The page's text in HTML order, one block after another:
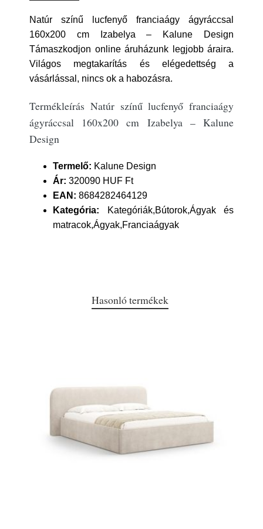
Natúr színű lucfenyő franciaágy ágyráccsal
160x200 cm Izabelya – Kalune Design
Támaszkodjon online áruházunk legjobb áraira.
Világos megtakarítás és elégedettség a
vásárlással, nincs ok a habozásra.
Termékleírás Natúr színű lucfenyő franciaágy
ágyráccsal 160x200 cm Izabelya – Kalune
Design
Termelő: Kalune Design
Ár: 320090 HUF Ft
EAN: 8684282464129
Kategória: Kategóriák,Bútorok,Ágyak és
matracok,Ágyak,Franciaágyak
Hasonló termékek